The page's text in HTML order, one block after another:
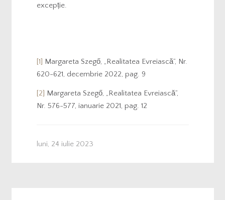
excepție.
[1] Margareta Szegő, „Realitatea Evreiască”, Nr.
620-621, decembrie 2022, pag. 9
[2] Margareta Szegő, „Realitatea Evreiască”,
Nr. 576-577, ianuarie 2021, pag. 12
luni, 24 iulie 2023